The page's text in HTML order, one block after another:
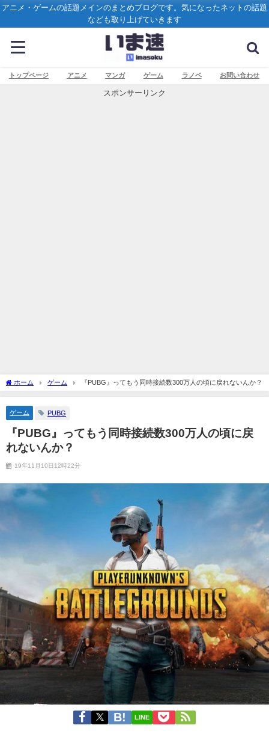
アニメ・ゲームの話題メインのまとめブログです。気になったネットの話題
なども取り上げていきます
トップページ アニメ マンガ ゲーム ラノベ お問い合わせ
スポンサーリンク
ホーム ゲーム 『PUBG』ってもう同時接続数300万人の頃に戻れないんか？
ゲーム PUBG
『PUBG』ってもう同時接続数300万人の頃に戻
れないんか？
19年11月10日12時22分
LINE